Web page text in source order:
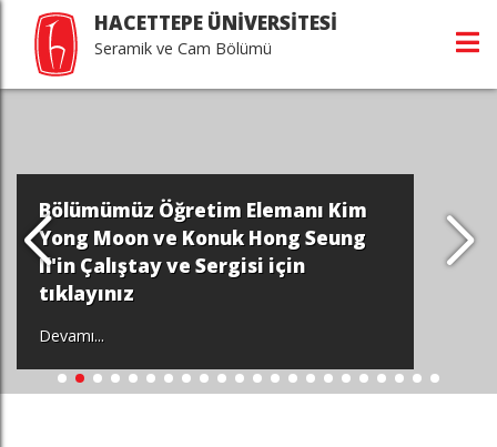
HACETTEPE ÜNİVERSİTESİ
Seramik ve Cam Bölümü
Bölümümüz Öğretim Elemanı Kim
Yong Moon ve Konuk Hong Seung
Il'in Çalıştay ve Sergisi için
tıklayınız
Devamı...